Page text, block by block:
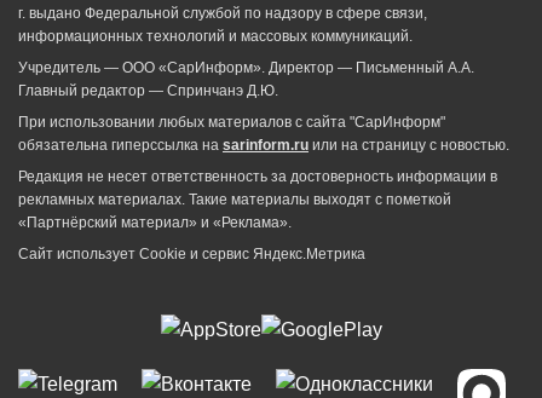
г. выдано Федеральной службой по надзору в сфере связи,
информационных технологий и массовых коммуникаций.
Учредитель — ООО «СарИнформ». Директор — Письменный А.А.
Главный редактор — Спринчанэ Д.Ю.
При использовании любых материалов с сайта "СарИнформ"
обязательна гиперссылка на sarinform.ru или на страницу с новостью.
Редакция не несет ответственность за достоверность информации в
рекламных материалах. Такие материалы выходят с пометкой
«Партнёрский материал» и «Реклама».
Сайт использует Cookie и сервиc Яндекс.Метрика